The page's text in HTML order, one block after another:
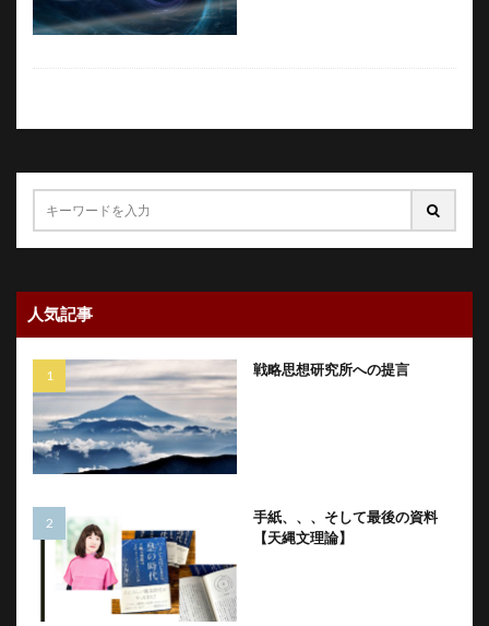
人気記事
戦略思想研究所への提言
手紙、、、そして最後の資料
【天縄文理論】